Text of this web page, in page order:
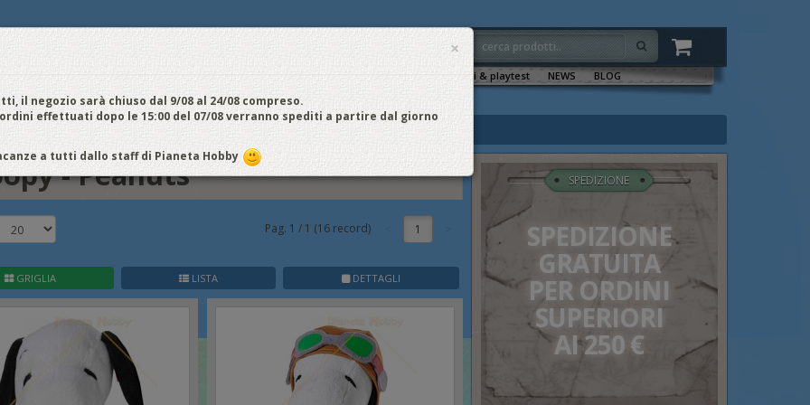
Chi Siamo Vantaggi Aiuto Metodi di pagamento Sala tornei & playtest NEWS
BLOG
/ REGISTRATI
- Peanuts
Pag. 1 / 1 (16record) 1
GRIGLIA LISTA DETTAGLI
SPEDIZIONE
SPEDIZIONE
GRATUITA
PER ORDINI
SUPERIORI
AI 250 €
×
il negozio sarà chiuso dal 9/08 al 24/08 compreso.
effettuati dopo le 15:00 del 07/08 verranno spediti a partire dal giorno
a tutti dallo staff di Pianeta Hobby